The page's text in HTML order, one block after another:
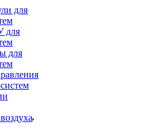
для
для
для